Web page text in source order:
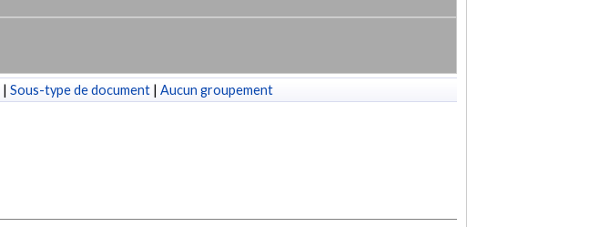
| Sous-type de document | Aucun groupement